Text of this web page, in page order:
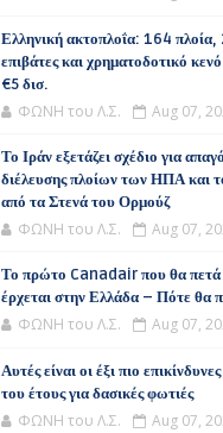
Ελληνική ακτοπλοΐα: 164 πλοία,
επιβάτες και χρηματοδοτικό
€5 δισ.
ΦΩΝΗ του Λ.Σ. Aug 07,
Το Ιράν εξετάζει σχέδιο για
διέλευσης πλοίων των ΗΠΑ και
από τα Στενά του Ορμούζ
ΦΩΝΗ του Λ.Σ. Aug 07,
Το πρώτο Canadair που θα πετά
έρχεται στην Ελλάδα – Πότε θα
ΦΩΝΗ του Λ.Σ. Aug 07,
Αυτές είναι οι έξι πιο
του έτους για δασικές φωτιές
ΦΩΝΗ του Λ.Σ. Aug 07,